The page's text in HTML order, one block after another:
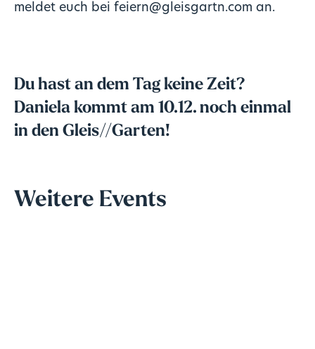
meldet euch bei feiern@gleisgartn.com an.
Du hast an dem Tag keine Zeit?
Daniela kommt am 10.12. noch einmal
in den Gleis//Garten!
Weitere Events